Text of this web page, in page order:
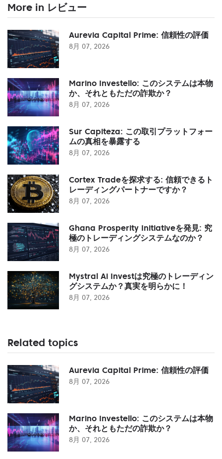
More in レビュー
Aurevia Capital Prime: 信頼性の評価
8月 07, 2026
Marino Investello: このシステムは本物
か、それともただの詐欺か？
8月 07, 2026
Sur Capiteza: この取引プラットフォー
ムの真相を暴露する
8月 07, 2026
Cortex Tradeを探求する: 信頼できるト
レーディングパートナーですか？
8月 07, 2026
Ghana Prosperity Initiativeを発見: 究
極のトレーディングシステムなのか？
8月 07, 2026
Mystral Ai Investは究極のトレーディン
グシステムか？真実を明らかに！
8月 07, 2026
Related topics
Aurevia Capital Prime: 信頼性の評価
8月 07, 2026
Marino Investello: このシステムは本物
か、それともただの詐欺か？
8月 07, 2026